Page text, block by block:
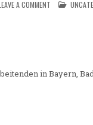
A COMMENT ON
in Bayern,